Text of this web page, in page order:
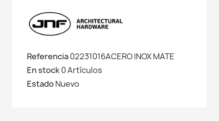
Referencia02231016ACERO INOX MATE
En stock0 Artículos
EstadoNuevo